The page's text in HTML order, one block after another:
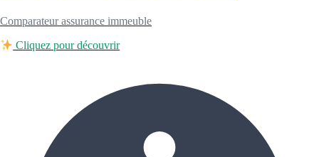
Comparateur assurance immeuble
Cliquez pour découvrir